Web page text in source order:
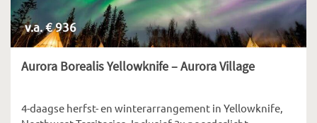
v.a. € 936
Aurora Borealis Yellowknife – Aurora Village
4-daagse herfst- en winterarrangement in Yellowknife,